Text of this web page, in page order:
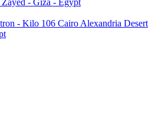
- Giza - Egypt
- Kilo 106 Cairo Alexandria Desert